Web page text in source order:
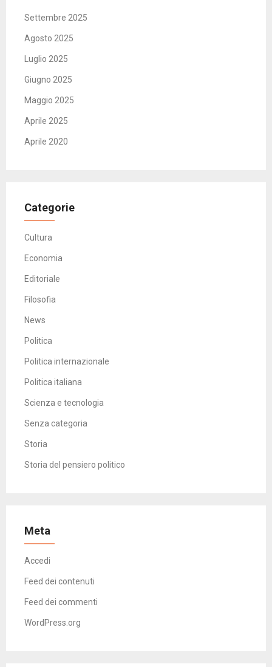
Settembre 2025
Agosto 2025
Luglio 2025
Giugno 2025
Maggio 2025
Aprile 2025
Aprile 2020
Categorie
Cultura
Economia
Editoriale
Filosofia
News
Politica
Politica internazionale
Politica italiana
Scienza e tecnologia
Senza categoria
Storia
Storia del pensiero politico
Meta
Accedi
Feed dei contenuti
Feed dei commenti
WordPress.org